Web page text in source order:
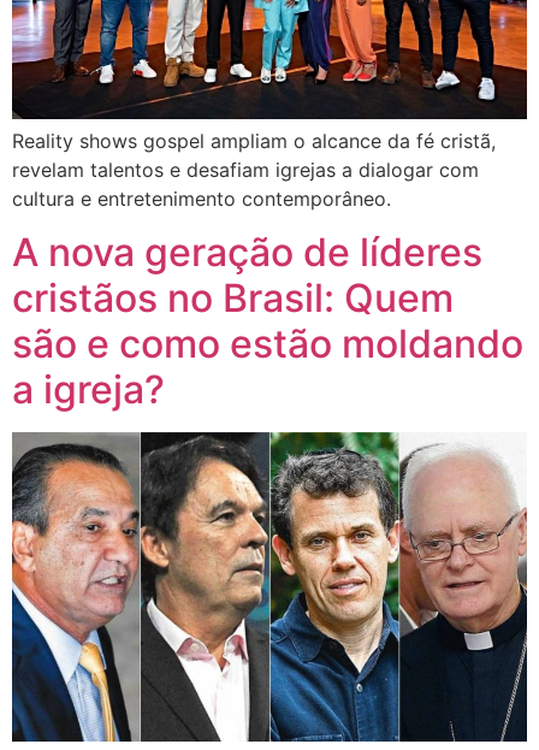
Reality shows gospel ampliam o alcance da fé cristã,
revelam talentos e desafiam igrejas a dialogar com
cultura e entretenimento contemporâneo.
A nova geração de líderes
cristãos no Brasil: Quem
são e como estão moldando
a igreja?